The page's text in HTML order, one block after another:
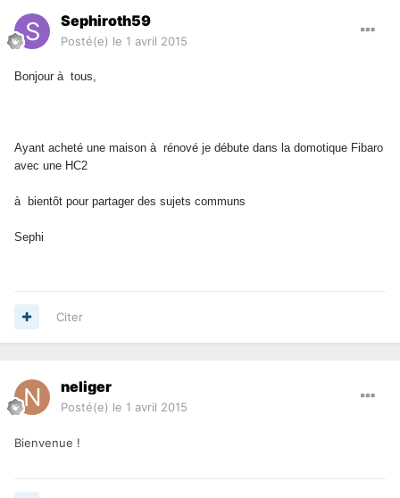
Sephiroth59
Posté(e) le 1 avril 2015
Bonjour à tous,
Ayant acheté une maison à rénové je débute dans la domotique Fibaro
avec une HC2
à bientôt pour partager des sujets communs
Sephi
Citer
neliger
Posté(e) le 1 avril 2015
Bienvenue !